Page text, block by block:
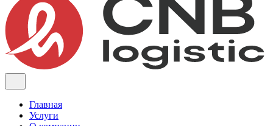
Главная
Услуги